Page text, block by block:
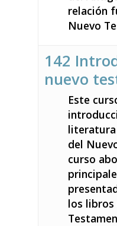
relación
Nuevo
142
nuevo
Este
literatura
del
curso
los libros